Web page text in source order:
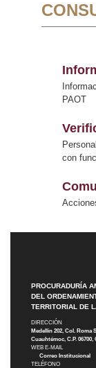
PAOT
con
PROCURADURÍA
DEL
TERRITORIAL DE
DIRECCIÓN
Medellín 202, Col. Roma
Cuauhtémoc, C.P.
WEB E-MAIL
Correo Institucional
TELÉFONO